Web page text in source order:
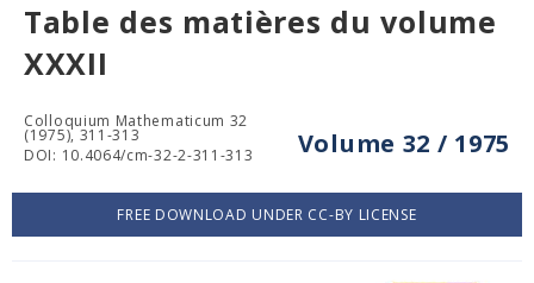
Table des matières du volume
XXXII
Volume 32 / 1975
Colloquium Mathematicum 32
(1975), 311-313
DOI: 10.4064/cm-32-2-311-313
FREE DOWNLOAD UNDER CC-BY LICENSE